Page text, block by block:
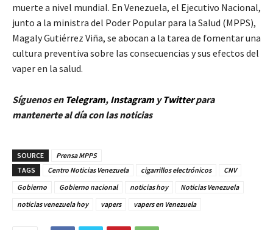
muerte a nivel mundial. En Venezuela, el Ejecutivo Nacional,
junto a la ministra del Poder Popular para la Salud (MPPS),
Magaly Gutiérrez Viña, se abocan a la tarea de fomentar una
cultura preventiva sobre las consecuencias y sus efectos del
vaper en la salud.
Síguenos en Telegram, InstagramyTwitterpara
mantenerte al día con las noticias
SOURCE
Prensa MPPS
TAGS
Centro Noticias Venezuela cigarrillos electrónicos
CNV
Gobierno
Gobierno nacional noticias hoy
Noticias Venezuela
noticias venezuela hoy
vapers vapers en Venezuela